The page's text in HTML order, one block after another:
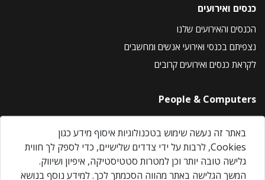
כנסים ואירועים
הכנסים והאירועים שלנו
נצפיתם בכנסי ואירועי אנשים ומחשבים
לקראת כנסים ואירועים קרובים
People & Computers
About Us
Privacy Policy
Contact Us
Our Events
באתר זה נעשה שימוש בטכנולוגיות איסוף מידע כגון
Cookies, לרבות על ידי צדדים שלישיים, כדי לספק לך חווית
גלישה טובה יותר וכן למטרות סטטיסטיקה, איפיון ושיווק.
המשך הגלישה באתר מהווה הסכמתך לכך. למידע נוסף בנושא